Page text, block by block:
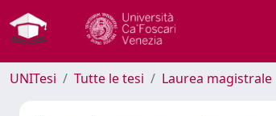
UNITesi Tutte le tesi Laurea magistrale